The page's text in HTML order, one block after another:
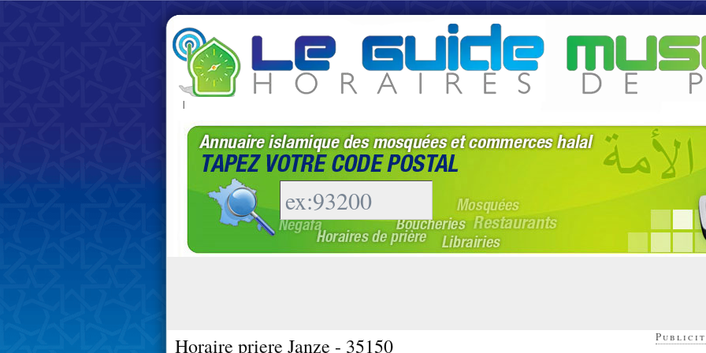
|
Horaire priere Janze - 35150